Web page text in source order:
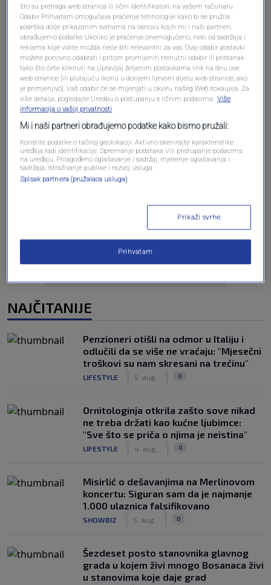
Oglas
NAJČITANIJE
Penzioneri otišli na odmor u Italiju i
odlučili da se više ne vraćaju: "Mjesečni
troškovi su nam skresani na trećinu"
LIFESTYLE 5. aug. 0
Ornitologinja otkrila zašto sove nikad
ne treba držati kao kućne ljubimce:
"Sve što se priča o njima je neistina"
LIFESTYLE 4. aug. 0
Misirlić o dešavanjima na Merlinovom
koncertu: Siguran sam da je najmanje
1.000 ulaznica falsifikovano
SHOWBIZ 5. aug. 0
Šezdeset posto stanovnika glavnog
grada u kojem živi mnogo Bosanaca živi
u stanovima koje daje grad
što su pretraga web stranica ili lični identifikatori, na vašem računaru .
Odabir Prihvatam omogućava praćenje tehnologije kako bi se pružila
podrška dolje prikazanim svrhama na osnovu kojih mi i naši partneri
obrađujemo podatke Ukoliko je praćenje onemogućeno, neki od sadržaja i
reklama koje vidite možda neće biti relevantni za vas. Ovaj odabir postavki
možete ponovno odabrati i pritom promijeniti trenutni odabir ili pristanak
tako što ćete kliknuti na Upravljaj željenim postavkama link na dnu ove
web stranice [ili plutajuću ikonu u donjem lijevom dijelu web stranice, ako
je primjenjivo]. Vaš odabir će se mijenjati u okviru našeg Wеб локација. Za
više detalja, pogledajte Uredbu o postupanju s ličnim podacima. Više
informacija o vašoj privatnosti
Mi i naši partneri obrađujemo podatke kako bismo pružali:
Koristite podatke o tačnoj geolokaciji. Aktivno skenirajte karakteristike
uređaja radi identifikacije. Spremanje podataka i/ili pristupanje podacima
na uređaju. Prilagođeno oglašavanje i sadržaj, mjerenje oglašavanja i
sadržaja, istraživanje publike i razvoj usluga.
Spisak partnera (pružalaca usluga)
Prikaži svrhe
Prihvatam